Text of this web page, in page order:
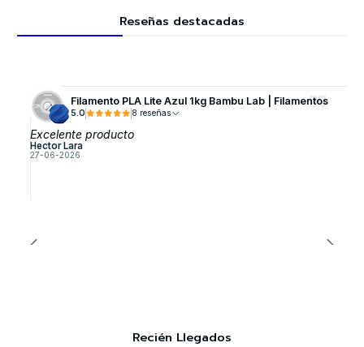
Reseñas destacadas
Filamento PLA Lite Azul 1kg Bambu Lab | Filamentos
5.0 8 reseñas
Excelente producto
Hector Lara
27-06-2026
Recién Llegados